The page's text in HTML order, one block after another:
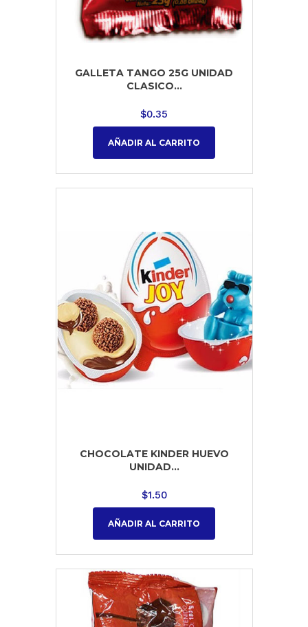
GALLETA TANGO 25G UNIDAD
CLASICO...
$0.35
AÑADIR AL CARRITO
CHOCOLATE KINDER HUEVO
UNIDAD...
$1.50
AÑADIR AL CARRITO